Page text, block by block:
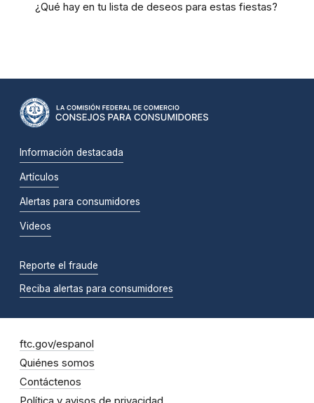
¿Qué hay en tu lista de deseos para estas fiestas?
Información destacada
Artículos
Alertas para consumidores
Videos
Reporte el fraude
Reciba alertas para consumidores
ftc.gov/espanol
Quiénes somos
Contáctenos